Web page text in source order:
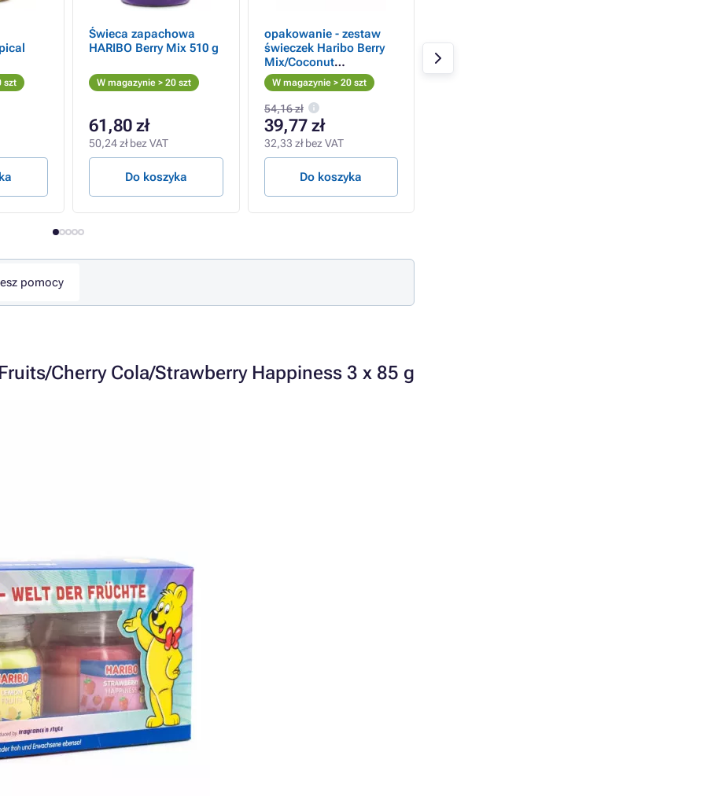
szt
Świeca zapachowa
HARIBO Berry Mix 510 g
W magazynie > 20 szt
61,80 zł
50,24 zł bez VAT
Do koszyka
opakowanie - zestaw
świeczek Haribo Berry
Mix/Coconut
Lime/Tropical Fun 3 x 85
g
W magazynie > 20 szt
54,16 zł
39,77 zł
32,33 zł bez VAT
Do koszyka
zapachowa Cherry Cola
510 g
pomocy
Cherry Cola/Strawberry Happiness 3 x 85 g